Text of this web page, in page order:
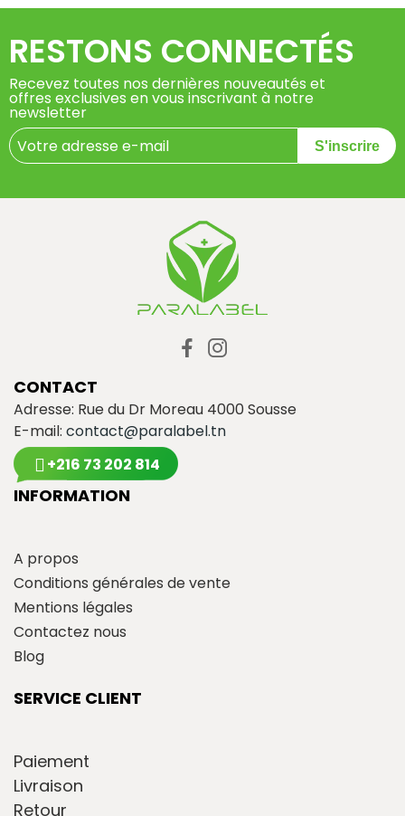
RESTONS CONNECTÉS
Recevez toutes nos dernières nouveautés et
offres exclusives en vous inscrivant à notre
newsletter
S'inscrire
CONTACT
Adresse: Rue du Dr Moreau 4000 Sousse
E-mail: contact@paralabel.tn
+216 73 202 814
INFORMATION
A propos
Conditions générales de vente
Mentions légales
Contactez nous
Blog
SERVICE CLIENT
Paiement
Livraison
Retour